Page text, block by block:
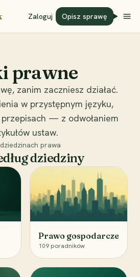
Zaloguj Opisz sprawę
prawne
zanim zaczniesz działać.
w przystępnym języku,
— z odwołaniem
ustaw.
dziedzinach prawa
dziedziny
Prawo gospodarcze
109 poradników